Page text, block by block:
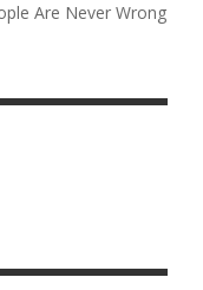
Are Never Wrong